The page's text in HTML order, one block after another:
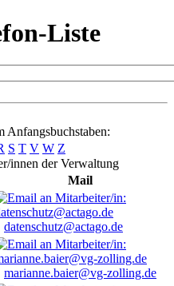
Liste
Anfangsbuchstaben:
S T V W Z
innen der Verwaltung
Mail
datenschutz@actago.de
marianne.baier@vg-zolling.de